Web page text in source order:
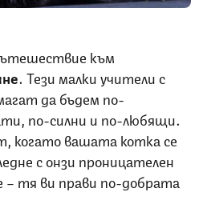
към
. Тези малки учители с
да бъдем по-
по-силни и по-любящи.
когато вашата котка се
с онзи проницателен
– тя ви прави по-добрата